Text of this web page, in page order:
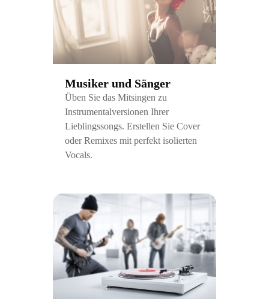
Musiker und Sänger
Üben Sie das Mitsingen zu
Instrumentalversionen Ihrer
Lieblingssongs. Erstellen Sie Cover
oder Remixes mit perfekt isolierten
Vocals.